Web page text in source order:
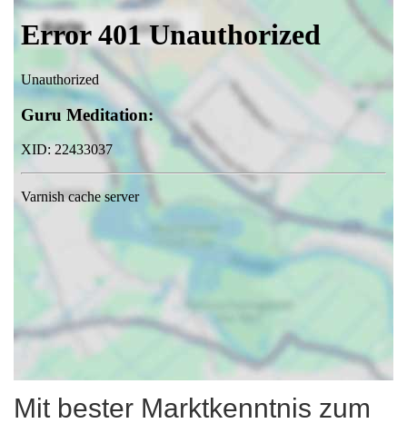
Mit bester Marktkenntnis zum